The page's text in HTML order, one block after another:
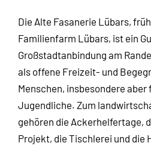
Die Alte Fasanerie Lübars,
Familienfarm Lübars, ist ein
Großstadtanbindung am
als offene Freizeit- und
Menschen, insbesondere aber
Jugendliche. Zum
gehören die Ackerhelfertage,
Projekt, die Tischlerei und die